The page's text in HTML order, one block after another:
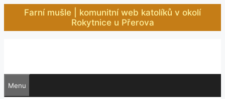
Přeskočit
obsah
Farní mušle | komunitní web katolíků v okolí
Rokytnice u Přerova
Menu